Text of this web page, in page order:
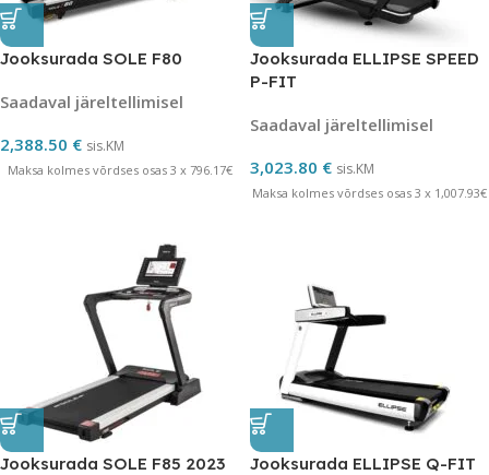
Jooksurada SOLE F80
Saadaval järeltellimisel
2,388.50 € sis.KM
Maksa kolmes võrdses osas 3 x 796.17€
Jooksurada ELLIPSE SPEED
P-FIT
Saadaval järeltellimisel
3,023.80 € sis.KM
Maksa kolmes võrdses osas 3 x 1,007.93€
Jooksurada SOLE F85 2023
Jooksurada ELLIPSE Q-FIT